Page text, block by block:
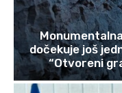
dočekuje još
“Otvoreni